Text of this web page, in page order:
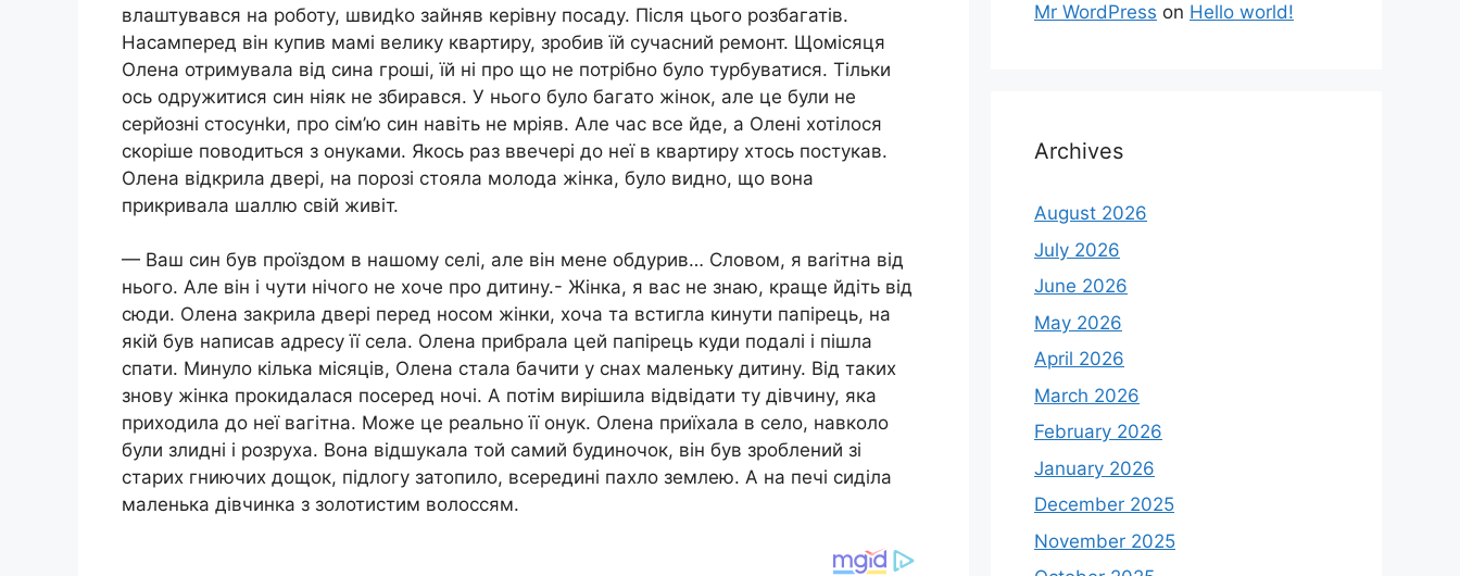
влаштувався на роботу, швидkо зайняв керівну посаду. Після цього розбагатів.
Насамперед він купив мамі велику квартиру, зробив їй сучасний ремонт. Щомісяця
Олена отримувала від сина гроші, їй ні про що не потрібно було турбуватися. Тільки
ось одружитися син ніяк не збирався. У нього було багато жінок, але це були не
серйозні стосунkи, про сім’ю син навіть не мріяв. Але час все йде, а Олені хотілося
скоріше поводиться з онуками. Якось раз ввечері до неї в квартиру хтось постукав.
Олена відкрила двері, на порозі стояла молода жінка, було видно, що вона
прикривала шаллю свій живіт.
— Ваш син був проїздом в нашому селі, але він мене обдурив… Словом, я ваrітна від
нього. Але він і чути нічого не хоче про дитину.- Жінка, я вас не знаю, краще йдіть від
сюди. Олена закрила двері перед носом жінки, хоча та встигла кинути папірець, на
якій був написав адресу її села. Олена прибрала цей папірець куди подалі і пішла
спати. Минуло кілька місяців, Олена стала бачити у снах маленьку дитину. Від таких
знову жінка прокидалася посеред ночі. А потім вирішила відвідати ту дівчину, яка
приходила до неї вагітна. Може це реально її онук. Олена приїхала в село, навколо
були злидні і розруха. Вона відшукала той самий будиночок, він був зроблений зі
старих гниючих дощок, підлогу затопило, всередині пахло землею. А на печі сиділа
маленька дівчинка з золотистим волоссям.
Mr WordPress on Hello world!
Archives
August 2026
July 2026
June 2026
May 2026
April 2026
March 2026
February 2026
January 2026
December 2025
November 2025